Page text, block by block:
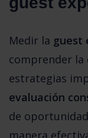
Medir la guest
comprender la
evaluación
de